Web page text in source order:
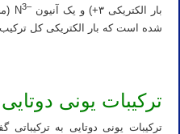
بار الکتریکی ۳+) و یک آنیون –
N3
شده است که بار الکتریکی کل
ترکیبات یونی دوتایی
ترکیبات یونی دوتایی به